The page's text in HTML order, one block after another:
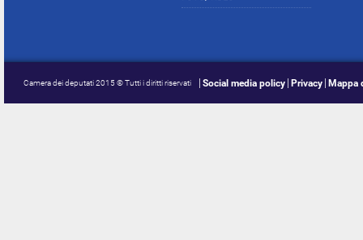
Camera dei deputati 2015 © Tutti i diritti riservati Social media policy Privacy Mappa